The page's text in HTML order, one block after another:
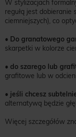
W stylizacjach
regułą jest dobieranie
ciemniejszych), co
• Do granatowego
skarpetki w kolorze
• do szarego lub
grafitowe lub w
• jeśli chcesz
alternatywą będzie
Więcej szczegółów